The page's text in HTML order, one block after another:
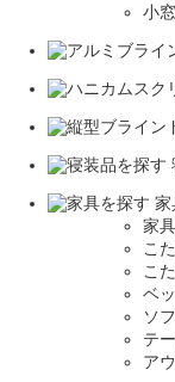
小
家
家
こ
こ
ベ
ソ
テ
ア